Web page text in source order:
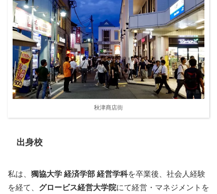
秋津商店街
出身校
私は、 獨協大学 経済学部 経営学科を卒業後、社会人経験
を経て、 グロービス経営大学院にて経営・マネジメントを